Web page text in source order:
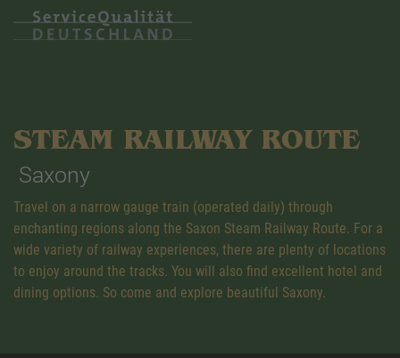
STEAM RAILWAY ROUTE
Saxony
Travel on a narrow gauge train (operated daily) through
enchanting regions along the Saxon Steam Railway Route. For a
wide variety of railway experiences, there are plenty of locations
to enjoy around the tracks. You will also find excellent hotel and
dining options. So come and explore beautiful Saxony.